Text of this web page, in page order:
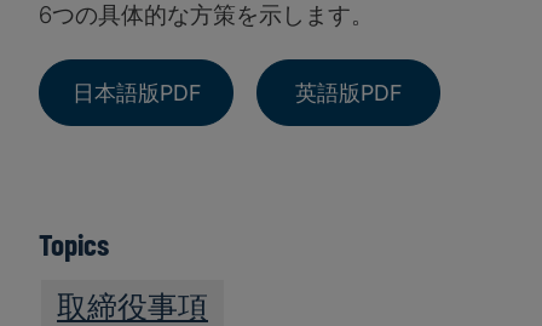
6つの具体的な方策を示します。
日本語版PDF 英語版PDF
Topics
取締役事項